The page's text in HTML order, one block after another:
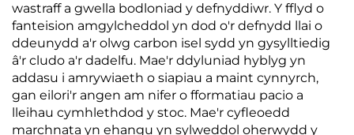
wastraff a gwella bodloniad y defnyddiwr. Y fflyd o
fanteision amgylcheddol yn dod o'r defnydd llai o
ddeunydd a'r olwg carbon isel sydd yn gysylltiedig
â'r cludo a'r dadelfu. Mae'r ddyluniad hyblyg yn
addasu i amrywiaeth o siapiau a maint cynnyrch,
gan eilori'r angen am nifer o fformatiau pacio a
lleihau cymhlethdod y stoc. Mae'r cyfleoedd
marchnata yn ehangu yn sylweddol oherwydd y